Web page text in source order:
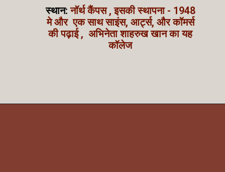
स्थान:नॉर्थ कैंपस , इसकी स्थापना - 1948
मे और एक साथ साइंस, आर्ट्स, और कॉमर्स
की पढ़ाई , अभिनेता शाहरुख खान का यह
कॉलेज